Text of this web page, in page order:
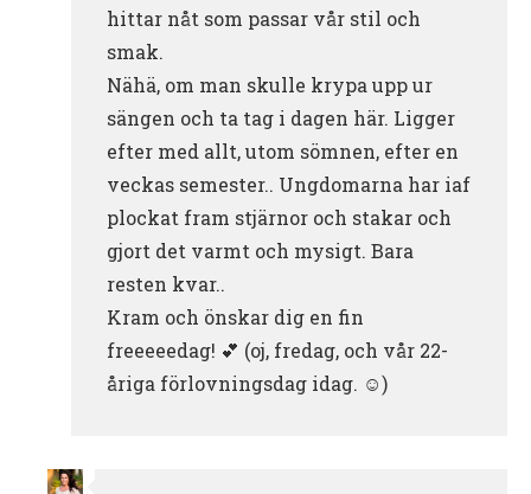
hittar nåt som passar vår stil och
smak.
Nähä, om man skulle krypa upp ur
sängen och ta tag i dagen här. Ligger
efter med allt, utom sömnen, efter en
veckas semester.. Ungdomarna har iaf
plockat fram stjärnor och stakar och
gjort det varmt och mysigt. Bara
resten kvar..
Kram och önskar dig en fin
freeeeedag! 💕 (oj, fredag, och vår 22-
åriga förlovningsdag idag. ☺️)